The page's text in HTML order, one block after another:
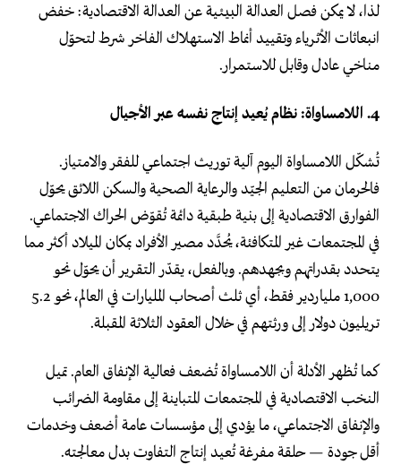
لذا، لا يمكن فصل العدالة البيئية عن العدالة الاقتصادية: خفض
انبعاثات الأثرياء وتقييد أنماط الاستهلاك الفاخر شرط لتحوّل
مناخي عادل وقابل للاستمرار.
4. اللامساواة: نظام يُعيد إنتاج نفسه عبر الأجيال
تُشكّل اللامساواة اليوم آلية توريث اجتماعي للفقر والامتياز.
فالحرمان من التعليم الجيّد والرعاية الصحية والسكن اللائق يحوّل
الفوارق الاقتصادية إلى بنية طبقية دائمة تُقوّض الحراك الاجتماعي.
في المجتمعات غير المتكافئة، يُحدَّد مصير الأفراد بمكان الميلاد أكثر مما
يتحدد بقدراتهم وبجهدهم. وبالفعل، يقدّر التقرير أن يحوّل نحو
1,000 ملياردير فقط، أي ثلث أصحاب المليارات في العالم، نحو 5.2
تريليون دولار إلى ورثتهم في خلال العقود الثلاثة المقبلة.
كما تُظهر الأدلة أن اللامساواة تُضعف فعالية الإنفاق العام. تميل
النخب الاقتصادية في المجتمعات المتباينة إلى مقاومة الضرائب
والإنفاق الاجتماعي، ما يؤدي إلى مؤسسات عامة أضعف وخدمات
أقل جودة — حلقة مفرغة تُعيد إنتاج التفاوت بدل معالجته.